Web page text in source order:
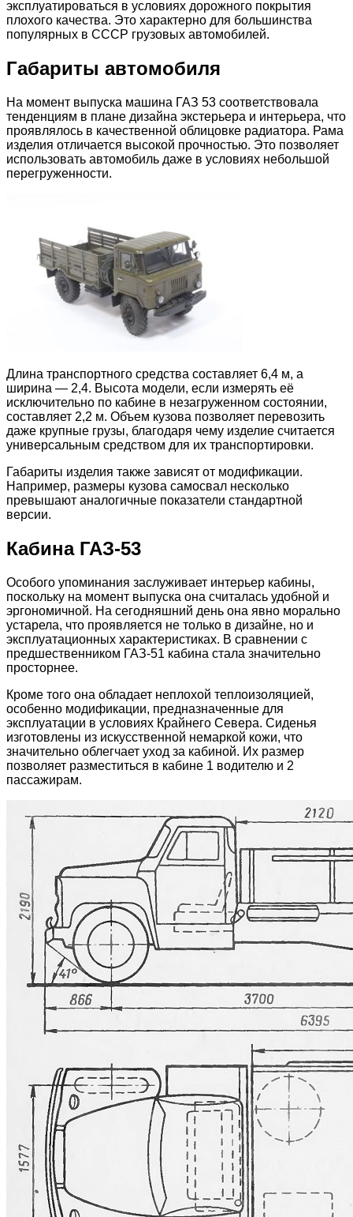
эксплуатироваться в условиях дорожного покрытия
плохого качества. Это характерно для большинства
популярных в СССР грузовых автомобилей.
Габариты автомобиля
На момент выпуска машина ГАЗ 53 соответствовала
тенденциям в плане дизайна экстерьера и интерьера, что
проявлялось в качественной облицовке радиатора. Рама
изделия отличается высокой прочностью. Это позволяет
использовать автомобиль даже в условиях небольшой
перегруженности.
Длина транспортного средства составляет 6,4 м, а
ширина — 2,4. Высота модели, если измерять её
исключительно по кабине в незагруженном состоянии,
составляет 2,2 м. Объем кузова позволяет перевозить
даже крупные грузы, благодаря чему изделие считается
универсальным средством для их транспортировки.
Габариты изделия также зависят от модификации.
Например, размеры кузова самосвал несколько
превышают аналогичные показатели стандартной
версии.
Кабина ГАЗ-53
Особого упоминания заслуживает интерьер кабины,
поскольку на момент выпуска она считалась удобной и
эргономичной. На сегодняшний день она явно морально
устарела, что проявляется не только в дизайне, но и
эксплуатационных характеристиках. В сравнении с
предшественником ГАЗ-51 кабина стала значительно
просторнее.
Кроме того она обладает неплохой теплоизоляцией,
особенно модификации, предназначенные для
эксплуатации в условиях Крайнего Севера. Сиденья
изготовлены из искусственной немаркой кожи, что
значительно облегчает уход за кабиной. Их размер
позволяет разместиться в кабине 1 водителю и 2
пассажирам.